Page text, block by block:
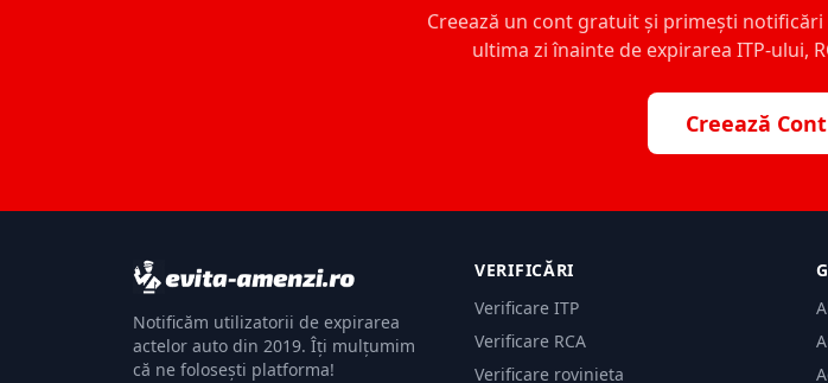
Creează un cont gratuit și primești notificări
ultima zi înainte de expirarea ITP-ului,
Creează
Notificăm utilizatorii de expirarea
actelor auto din 2019. Îți mulțumim
că ne folosești platforma!
VERIFICĂRI
Verificare ITP
Verificare RCA
Verificare rovinieta